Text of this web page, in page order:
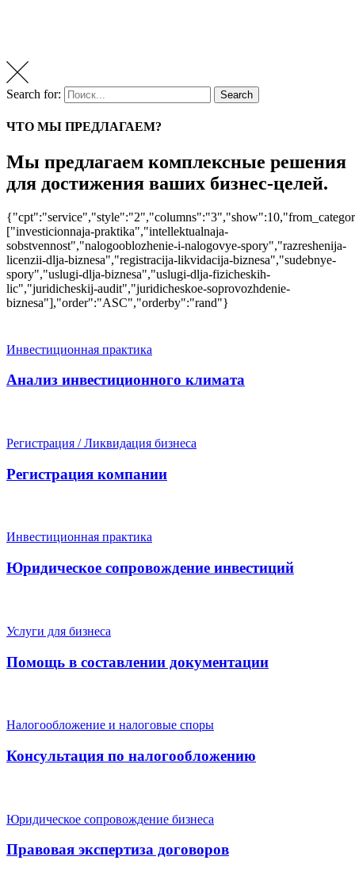
Search for: Search
ЧТО МЫ ПРЕДЛАГАЕМ?
Мы предлагаем комплексные решения
для достижения ваших бизнес-целей.
["investicionnaja-praktika","intellektualnaja-
sobstvennost","nalogooblozhenie-i-nalogovye-spory","razreshenija-
licenzii-dlja-biznesa","registracija-likvidacija-biznesa","sudebnye-
spory","uslugi-dlja-biznesa","uslugi-dlja-fizicheskih-
lic","juridicheskij-audit","juridicheskoe-soprovozhdenie-
biznesa"],"order":"ASC","orderby":"rand"}
Инвестиционная практика
Анализ инвестиционного климата
Регистрация / Ликвидация бизнеса
Регистрация компании
Инвестиционная практика
Юридическое сопровождение инвестиций
Услуги для бизнеса
Помощь в составлении документации
Налогообложение и налоговые споры
Консультация по налогообложению
Юридическое сопровождение бизнеса
Правовая экспертиза договоров